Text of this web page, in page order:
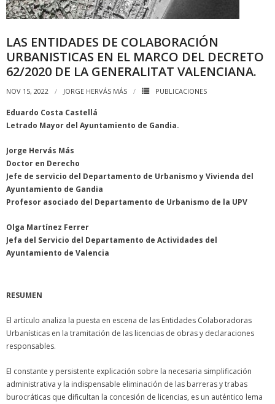
LAS ENTIDADES DE COLABORACIÓN
URBANISTICAS EN EL MARCO DEL DECRETO
62/2020 DE LA GENERALITAT VALENCIANA.
NOV 15, 2022 JORGE HERVÁS MÁS PUBLICACIONES
Eduardo Costa Castellá
Letrado Mayor del Ayuntamiento de Gandia.
Jorge Hervás Más
Doctor en Derecho
Jefe de servicio del Departamento de Urbanismo y Vivienda del
Ayuntamiento de Gandia
Profesor asociado del Departamento de Urbanismo de la UPV
Olga Martínez Ferrer
Jefa del Servicio del Departamento de Actividades del
Ayuntamiento de Valencia
RESUMEN
El artículo analiza la puesta en escena de las Entidades Colaboradoras
Urbanísticas en la tramitación de las licencias de obras y declaraciones
responsables.
El constante y persistente explicación sobre la necesaria simplificación
administrativa y la indispensable eliminación de las barreras y trabas
burocráticas que dificultan la concesión de licencias, es un auténtico lema